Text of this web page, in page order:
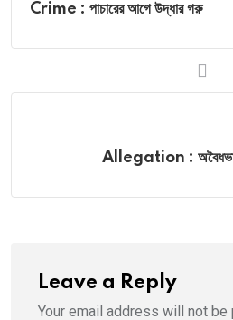
Crime : পাচারের আগে উদ্ধার গরু
Allegation : অবৈধভাবে
Leave a Reply
Your email address will not be